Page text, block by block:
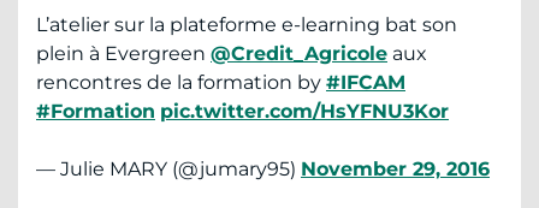
L’atelier sur la plateforme e-learning bat son
plein à Evergreen @Credit_Agricole aux
rencontres de la formation by #IFCAM
#Formation pic.twitter.com/HsYFNU3Kor
— Julie MARY (@jumary95) November 29, 2016